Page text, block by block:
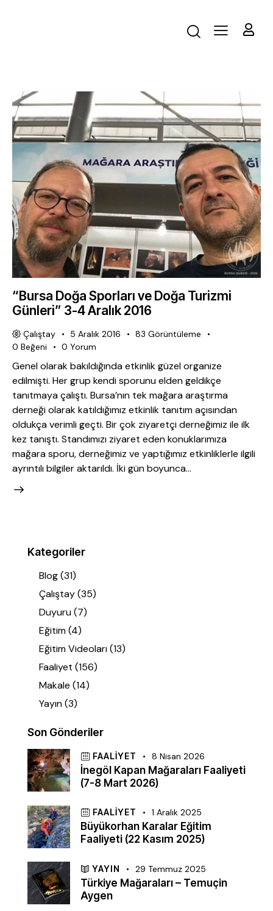
“Bursa Doğa Sporları ve Doğa Turizmi
Günleri” 3-4 Aralık 2016
Çalıştay 5 Aralık 2016 83 Görüntüleme
0 Beğeni 0 Yorum
Genel olarak bakıldığında etkinlik güzel organize
edilmişti. Her grup kendi sporunu elden geldikçe
tanıtmaya çalıştı. Bursa’nın tek mağara araştırma
derneği olarak katıldığımız etkinlik tanıtım açısından
oldukça verimli geçti. Bir çok ziyaretçi derneğimiz ile ilk
kez tanıştı. Standımızı ziyaret eden konuklarımıza
mağara sporu, derneğimiz ve yaptığımız etkinliklerle ilgili
ayrıntılı bilgiler aktarıldı. İki gün boyunca…
Kategoriler
Blog(31)
Çalıştay(35)
Duyuru(7)
Eğitim(4)
Eğitim Videoları(13)
Faaliyet (156)
Makale (14)
Yayın(3)
Son Gönderiler
FAALIYET 8 Nisan 2026
İnegöl Kapan Mağaraları Faaliyeti
(7-8 Mart 2026)
FAALIYET 1 Aralık 2025
Büyükorhan Karalar Eğitim
Faaliyeti (22 Kasım 2025)
YAYIN 29 Temmuz 2025
Türkiye Mağaraları – Temuçin
Aygen